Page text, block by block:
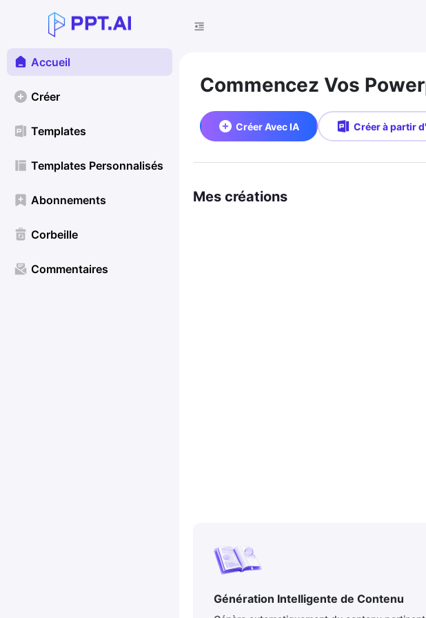
Accueil
Créer
Templates
Templates Personnalisés
Abonnements
Corbeille
Commentaires
Commencez Vos
Créer Avec IA Créer à partir
Mes créations
Génération Intelligente de Contenu